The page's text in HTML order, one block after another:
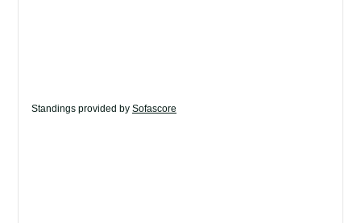
Standings provided by Sofascore